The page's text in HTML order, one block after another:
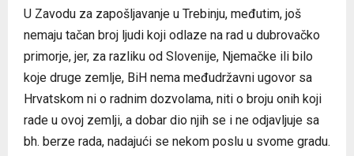
U Zavodu za zapošljavanje u Trebinju, međutim, još
nemaju tačan broj ljudi koji odlaze na rad u dubrovačko
primorje, jer, za razliku od Slovenije, Njemačke ili bilo
koje druge zemlje, BiH nema međudržavni ugovor sa
Hrvatskom ni o radnim dozvolama, niti o broju onih koji
rade u ovoj zemlji, a dobar dio njih se i ne odjavljuje sa
bh. berze rada, nadajući se nekom poslu u svome gradu.